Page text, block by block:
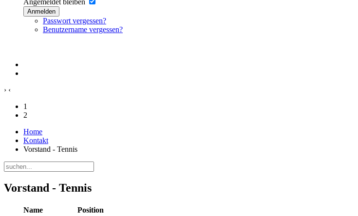
Angemeldet bleiben
Anmelden
Passwort vergessen?
Benutzername vergessen?
› ‹
1
2
Home
Kontakt
Vorstand - Tennis
Vorstand - Tennis
Name
Position